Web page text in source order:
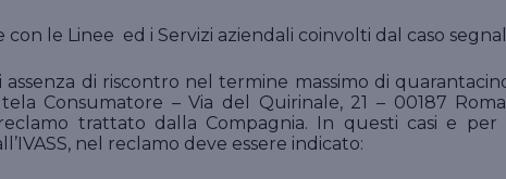
le Linee ed i Servizi aziendali coinvolti dal caso
di riscontro nel termine massimo di
Consumatore – Via del Quirinale, 21 – 00187
trattato dalla Compagnia. In questi casi e
nel reclamo deve essere indicato: